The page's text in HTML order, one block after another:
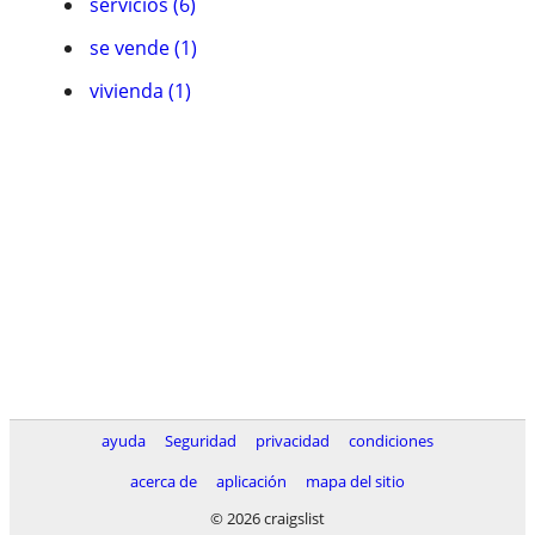
se vende (1)
vivienda (1)
ayuda Seguridad privacidad
condiciones
acerca de
aplicación
mapa del sitio
© 2026 craigslist